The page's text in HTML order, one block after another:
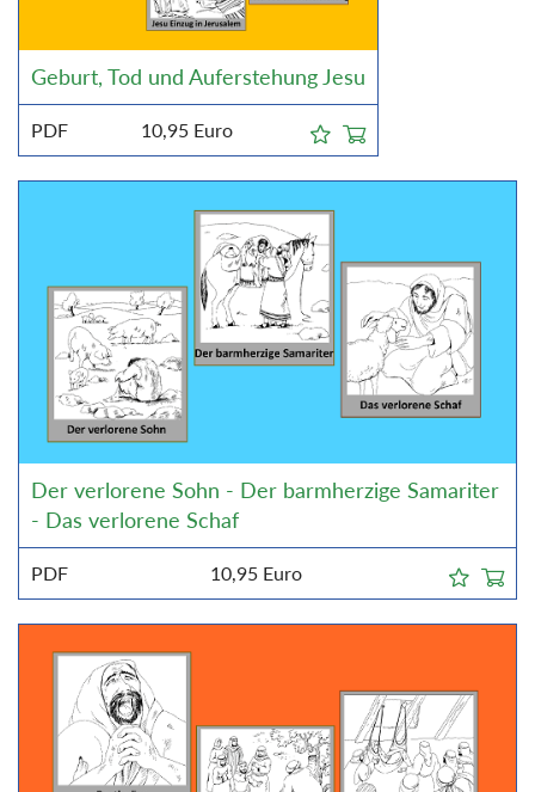
Geburt, Tod und Auferstehung Jesu
PDF 10,95 Euro
Der verlorene Sohn - Der barmherzige Samariter
- Das verlorene Schaf
PDF 10,95 Euro